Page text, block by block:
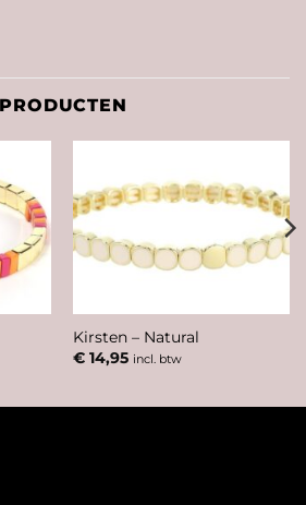
Kirsten – Natural
€14,95 incl. btw